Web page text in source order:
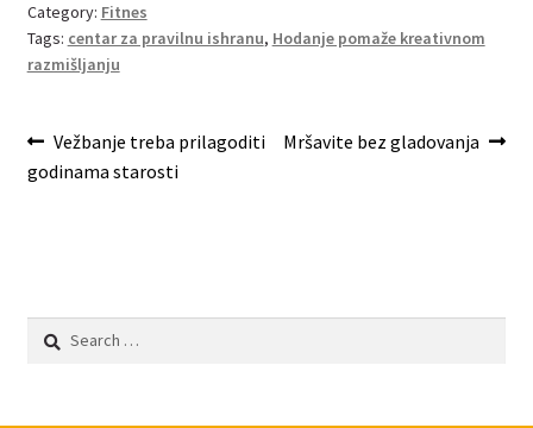
Category: Fitnes
Tags: centar za pravilnu ishranu, Hodanje pomaže kreativnom
razmišljanju
Post
navigation
Previous
post:
Vežbanje treba prilagoditi
godinama starosti
Next
Mršavite bez gladovanja
Search